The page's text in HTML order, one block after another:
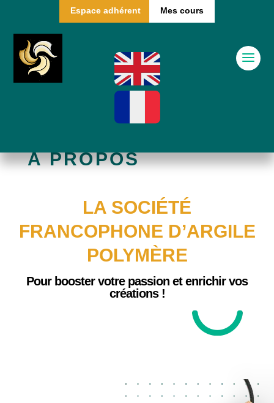
Espace adhérent Mes cours
A PROPOS
LA SOCIÉTÉ
FRANCOPHONE D’ARGILE
POLYMÈRE
Pour booster votre passion et enrichir vos
créations !